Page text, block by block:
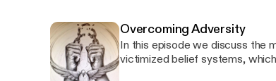
Overcoming Adversity
In this episode we discuss the
victimized belief systems,